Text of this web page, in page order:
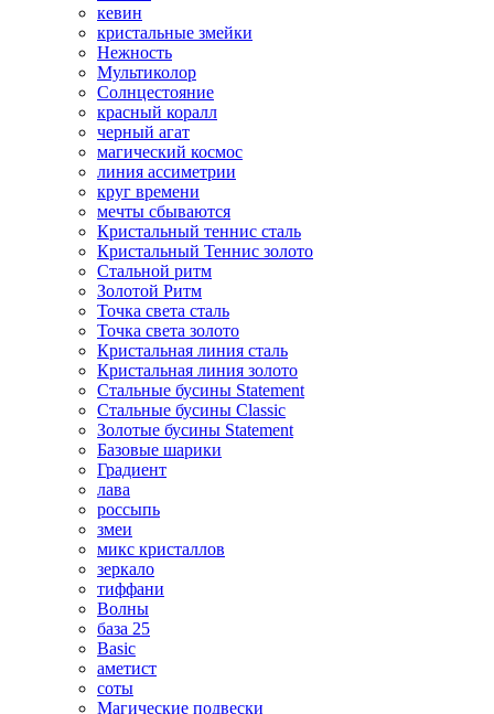
кевин
кристальные змейки
Нежность
Мультиколор
Солнцестояние
красный коралл
черный агат
магический космос
линия ассиметрии
круг времени
мечты сбываются
Кристальный теннис сталь
Кристальный Теннис золото
Стальной ритм
Золотой Ритм
Точка света сталь
Точка света золото
Кристальная линия сталь
Кристальная линия золото
Стальные бусины Statement
Стальные бусины Classic
Золотые бусины Statement
Базовые шарики
Градиент
лава
россыпь
змеи
микс кристаллов
зеркало
тиффани
Волны
база 25
Basic
аметист
соты
Магические подвески